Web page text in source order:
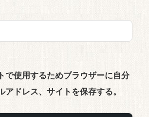
で使用するためブラウザーに自分
アドレス、サイトを保存する。